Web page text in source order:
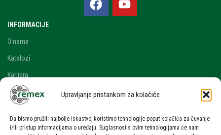
Upravljanje pristankom za kolačiće
Da bismo pružili najbolje iskustvo, koristimo tehnologije poput kolačića za čuvanje
i/ili pristup informacijama o uređaju. Suglasnost s ovim tehnologijama će nam
INFORMACIJE
O nama
Katalozi
Karijera
Blog i novosti
RAČUN